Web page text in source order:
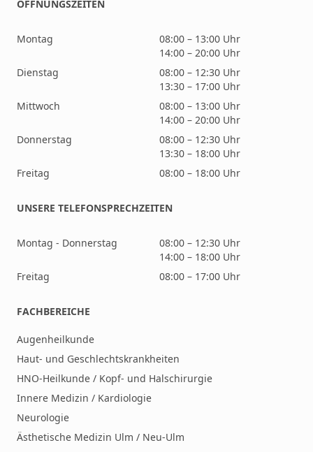
ÖFFNUNGSZEITEN
Montag
08:00 – 13:00 Uhr
14:00 – 20:00 Uhr
Dienstag
08:00 – 12:30 Uhr
13:30 – 17:00 Uhr
Mittwoch
08:00 – 13:00 Uhr
14:00 – 20:00 Uhr
Donnerstag
08:00 – 12:30 Uhr
13:30 – 18:00 Uhr
Freitag
08:00 – 18:00 Uhr
UNSERE TELEFONSPRECHZEITEN
Montag - Donnerstag
08:00 – 12:30 Uhr
14:00 – 18:00 Uhr
Freitag
08:00 – 17:00 Uhr
FACHBEREICHE
Augenheilkunde
Haut- und Geschlechtskrankheiten
HNO-Heilkunde / Kopf- und Halschirurgie
Innere Medizin / Kardiologie
Neurologie
Ästhetische Medizin Ulm / Neu-Ulm